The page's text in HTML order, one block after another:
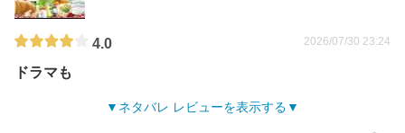
4.0 2026/07/30 23:24
ドラマも
ネタバレ レビューを表示する